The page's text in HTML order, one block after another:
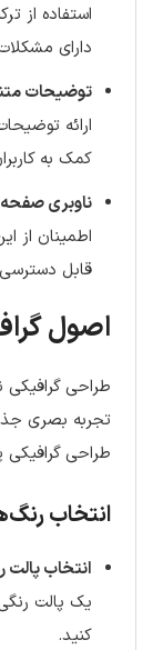
استفاده از
دارای
توضیحات
کمک به
ناوبری
اطمینان از
قابل
اصول
طراحی
تجربه بصری
طراحی
انتخاب
انتخاب پالت
یک پالت
کنید.